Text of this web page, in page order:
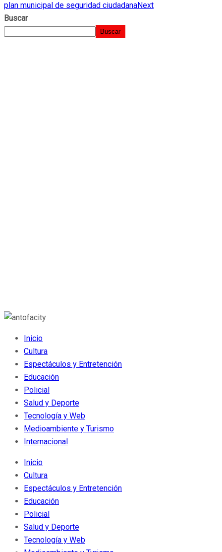
plan municipal de seguridad ciudadanaNext
Buscar
Buscar
Inicio
Cultura
Espectáculos y Entretención
Educación
Policial
Salud y Deporte
Tecnología y Web
Medioambiente y Turismo
Internacional
Inicio
Cultura
Espectáculos y Entretención
Educación
Policial
Salud y Deporte
Tecnología y Web